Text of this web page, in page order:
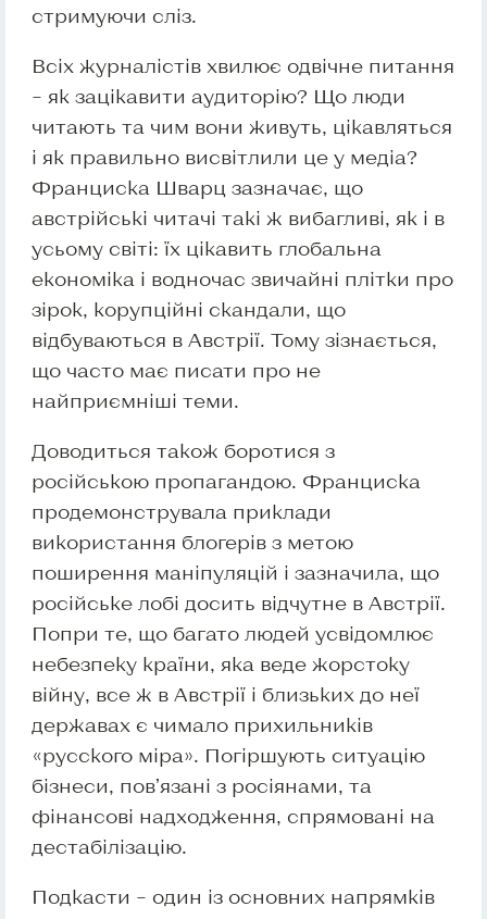
стримуючи сліз.
Всіх журналістів хвилює одвічне питання
– як зацікавити аудиторію? Що люди
читають та чим вони живуть, цікавляться
і як правильно висвітлили це у медіа?
Франциска Шварц зазначає, що
австрійські читачі такі ж вибагливі, як і в
усьому світі: їх цікавить глобальна
економіка і водночас звичайні плітки про
зірок, корупційні скандали, що
відбуваються в Австрії. Тому зізнається,
що часто має писати про не
найприємніші теми.
Доводиться також боротися з
російською пропагандою. Франциска
продемонструвала приклади
використання блогерів з метою
поширення маніпуляцій і зазначила, що
російське лобі досить відчутне в Австрії.
Попри те, що багато людей усвідомлює
небезпеку країни, яка веде жорстоку
війну, все ж в Австрії і близьких до неї
державах є чимало прихильників
«русского міра». Погіршують ситуацію
бізнеси, пов’язані з росіянами, та
фінансові надходження, спрямовані на
дестабілізацію.
Подкасти – один із основних напрямків